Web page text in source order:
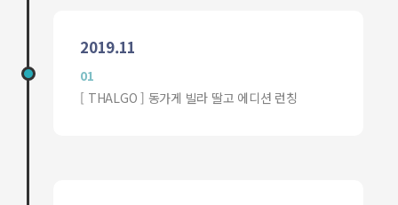
2019.11
01
[ THALGO ] 동가게 빌라 딸고 에디션 런칭